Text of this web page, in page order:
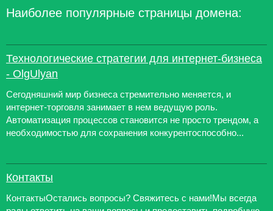
Наиболее популярные страницы домена:
Технологические стратегии для интернет-бизнеса
- OlgUlyan
Сегодняшний мир бизнеса стремительно меняется, и
интернет-торговля занимает в нем ведущую роль.
Автоматизация процессов становится не просто трендом, а
необходимостью для сохранения конкурентоспособно...
Контакты
КонтактыОстались вопросы? Свяжитесь с нами!Мы всегда